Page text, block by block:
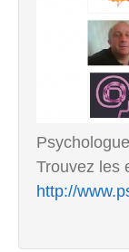
Trouvez les
http://